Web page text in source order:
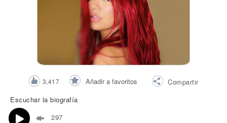
3,417 Añadir a favoritos
Compartir
Escuchar la biografía
297